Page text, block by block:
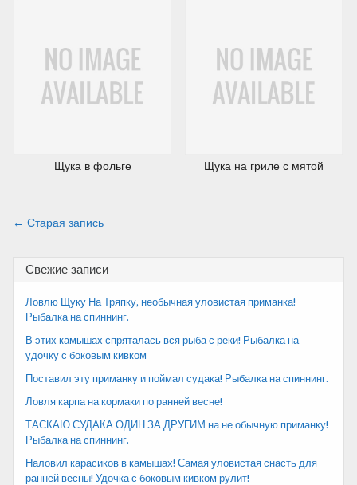
Щука в фольге Щука на гриле с мятой
Навигация
записям
← Старая запись
Свежие записи
Ловлю Щуку На Тряпку, необычная уловистая приманка!
Рыбалка на спиннинг.
В этих камышах спряталась вся рыба с реки! Рыбалка на
удочку с боковым кивком
Поставил эту приманку и поймал судака! Рыбалка на спиннинг.
Ловля карпа на кормаки по ранней весне!
ТАСКАЮ СУДАКА ОДИН ЗА ДРУГИМ на не обычную приманку!
Рыбалка на спиннинг.
Наловил карасиков в камышах! Самая уловистая снасть для
ранней весны! Удочка с боковым кивком рулит!